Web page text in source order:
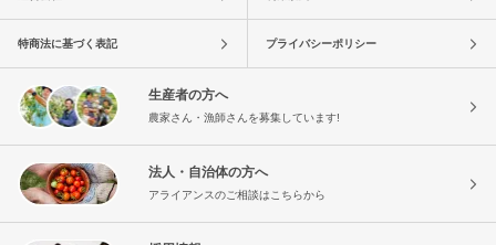
特商法に基づく表記 プライバシーポリシー
生産者の方へ
農家さん・漁師さんを募集しています!
法人・自治体の方へ
アライアンスのご相談はこちらから